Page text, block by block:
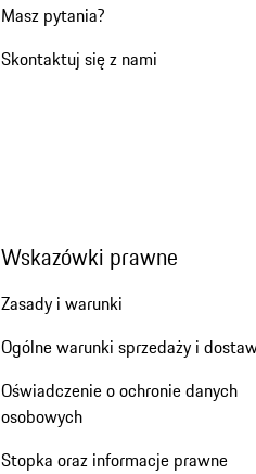
Masz pytania?
Skontaktuj się z nami
Wskazówki prawne
Zasady i warunki
Ogólne warunki sprzedaży i
Oświadczenie o ochronie danych
osobowych
Stopka oraz informacje prawne